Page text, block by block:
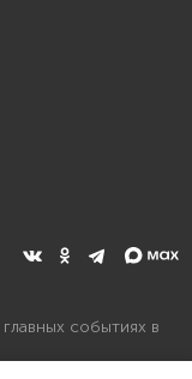
событиях в